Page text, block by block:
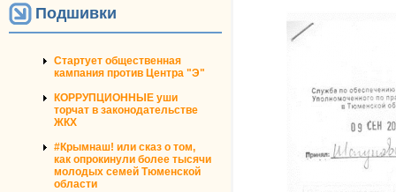
Подшивки
Стартует общественная
кампания против Центра "Э"
КОРРУПЦИОННЫЕ уши
торчат в законодательстве
ЖКХ
#Крымнаш! или сказ о том,
как опрокинули более тысячи
молодых семей Тюменской
области